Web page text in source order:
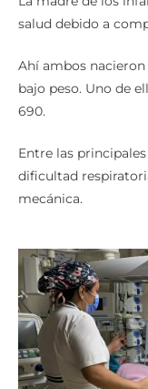
salud debido a
Ahí ambos
bajo peso. Uno de
690.
Entre las
dificultad
mecánica.